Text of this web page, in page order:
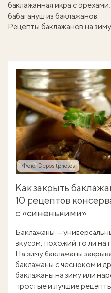
баклажанная икра с орехами;
бабагануш из баклажанов.
Рецепты баклажанов на зиму
Фото: Depositphotos
Как закрыть
10 рецептов
с «синенькими»
Баклажаны —
вкусом, похожий то ли на
На зиму баклажаны
баклажаны с чесноком и
баклажаны на зиму или
простые и лучшие